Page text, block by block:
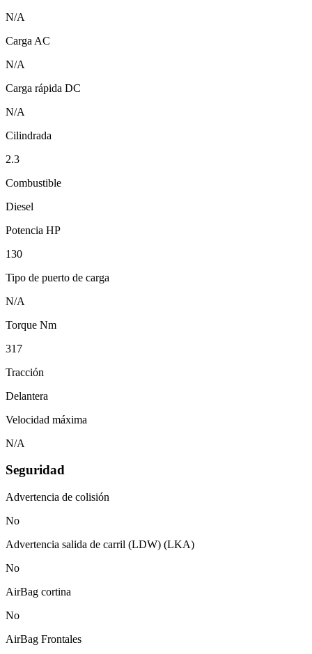
N/A
Carga AC
N/A
Carga rápida DC
N/A
Cilindrada
2.3
Combustible
Diesel
Potencia HP
130
Tipo de puerto de carga
N/A
Torque Nm
317
Tracción
Delantera
Velocidad máxima
N/A
Seguridad
Advertencia de colisión
No
Advertencia salida de carril (LDW) (LKA)
No
AirBag cortina
No
AirBag Frontales